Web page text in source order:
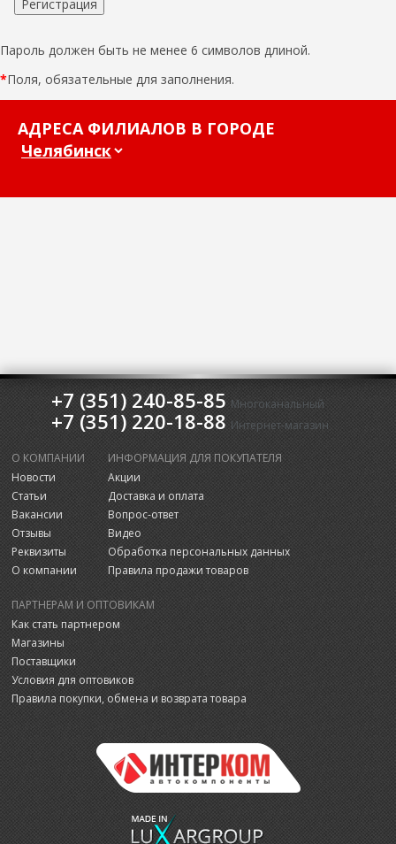
Пароль должен быть не менее 6 символов длиной.
*Поля, обязательные для заполнения.
АДРЕСА ФИЛИАЛОВ В ГОРОДЕ
+7 (351) 240-85-85 Многоканальный
+7 (351) 220-18-88 Интернет-магазин
О КОМПАНИИ
Новости
Статьи
Вакансии
Отзывы
Реквизиты
О компании
ИНФОРМАЦИЯ ДЛЯ ПОКУПАТЕЛЯ
Акции
Доставка и оплата
Вопрос-ответ
Видео
Обработка персональных данных
Правила продажи товаров
ПАРТНЕРАМ И ОПТОВИКАМ
Как стать партнером
Магазины
Поставщики
Условия для оптовиков
Правила покупки, обмена и возврата товара